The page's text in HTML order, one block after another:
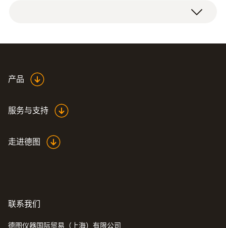
产品
服务与支持
走进德图
联系我们
德图仪器国际贸易（上海）有限公司